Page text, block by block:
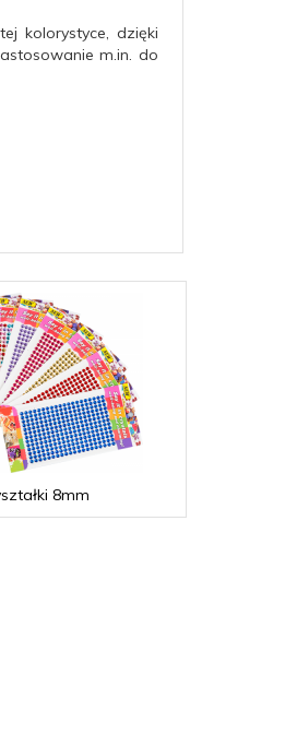
kolorystyce, dzięki
m.in. do
8mm